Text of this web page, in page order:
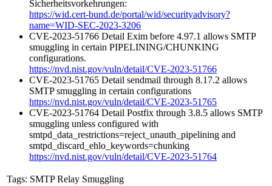
Sicherheitsvorkehrungen:
https://wid.cert-bund.de/portal/wid/securityadvisory?
name=WID-SEC-2023-3206
CVE-2023-51766 Detail Exim before 4.97.1 allows SMTP
smuggling in certain PIPELINING/CHUNKING
configurations.
https://nvd.nist.gov/vuln/detail/CVE-2023-51766
CVE-2023-51765 Detail sendmail through 8.17.2 allows
SMTP smuggling in certain configurations
https://nvd.nist.gov/vuln/detail/CVE-2023-51765
CVE-2023-51764 Detail Postfix through 3.8.5 allows SMTP
smuggling unless configured with
smtpd_data_restrictions=reject_unauth_pipelining and
smtpd_discard_ehlo_keywords=chunking
https://nvd.nist.gov/vuln/detail/CVE-2023-51764
Tags: SMTP Relay Smuggling